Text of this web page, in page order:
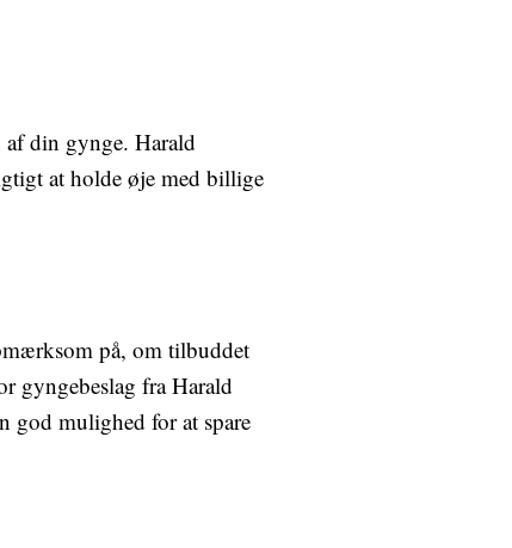
af din gynge. Harald
at holde øje med billige
på, om tilbuddet
gyngebeslag fra Harald
god mulighed for at spare